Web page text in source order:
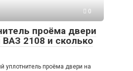
0
проёма двери
2108 и сколько
уплотнитель проёма двери на